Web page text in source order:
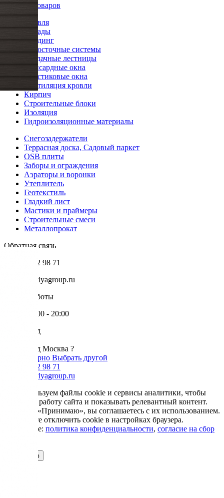
Каталог товаров
Кровля
Фасады
Сайдинг
Водосточные системы
Чердачные лестницы
Мансардные окна
Пластиковые окна
Вентиляция кровли
Кирпич
Строительные блоки
Изоляция
Гидроизоляционные материалы
Снегозадержатели
Террасная доска, Садовый паркет
OSB плиты
Заборы и ограждения
Аэраторы и воронки
Утеплитель
Геотекстиль
Гладкий лист
Мастики и праймеры
Строительные смеси
Металлопрокат
Обратная связь
+7 985 002 98 71
info@krovlyagroup.ru
Режим работы
Пн-Пт: 9:00 - 20:00
Ваш город
Ваш город Москва ?
Да, все верно Выбрать другой
+7 985 002 98 71
info@krovlyagroup.ru
Мы используем файлы cookie и сервисы аналитики, чтобы
улучшить работу сайта и показывать релевантный контент.
Нажимая «Принимаю», вы соглашаетесь с их использованием.
Вы можете отключить cookie в настройках браузера.
Подробнее: политика конфиденциальности, согласие на сбор
Принимаю